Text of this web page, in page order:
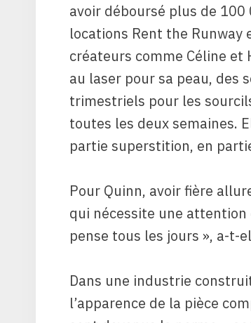
avoir déboursé plus de
locations Rent the Runway
créateurs comme Céline
au laser pour sa peau, des
trimestriels pour les
toutes les deux semaines.
partie superstition, en
Pour Quinn, avoir fière
qui nécessite une attention
pense tous les jours », a-t-
Dans une industrie
l’apparence de la pièce